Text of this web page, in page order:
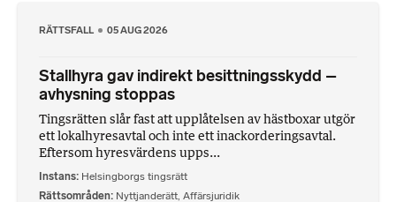
RÄTTSFALL 05 AUG 2026
Stallhyra gav indirekt besittningsskydd –
avhysning stoppas
Tingsrätten slår fast att upplåtelsen av hästboxar utgör
ett lokalhyresavtal och inte ett inackorderingsavtal.
Eftersom hyresvärdens upps...
Instans Helsingborgs tingsrätt
Rättsområden Nyttjanderätt Affärsjuridik